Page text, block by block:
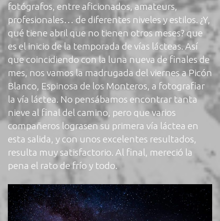
fotógrafos, entre aficionados, amateurs,
profesionales… de diferentes niveles y estilos. ¿Y,
qué tiene abril que no tienen otros meses? que
es el inicio de la temporada de vías lácteas. Así
que coincidiendo con la luna nueva de finales de
mes, nos vamos la madrugada del viernes a Picón
Blanco, Espinosa de los Monteros, a fotografiar
la vía láctea. No pensábamos encontrar tanta
nieve al final del camino, pero que varios
compañeros lograsen su primera vía láctea en
esta salida, y con unos excelentes resultados,
resulta muy satisfactorio. Al final, mereció la
pena el rato de frío y todo.